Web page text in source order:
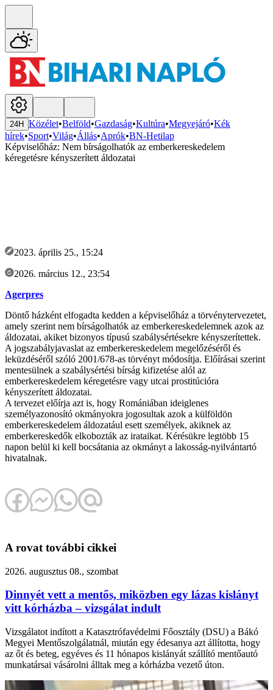
24H Közélet•Belföld•Gazdaság•Kultúra•Megyejáró•Kék
hírek•Sport•Világ•Állás•Aprók•BN-Hetilap
Képviselőház: Nem bírságolhatók az emberkereskedelem
kéregetésre kényszerített áldozatai
2023. április 25., 15:24
2026. március 12., 23:54
Agerpres
Döntő házként elfogadta kedden a képviselőház a törvénytervezetet,
amely szerint nem bírságolhatók az emberkereskedelemnek azok az
áldozatai, akiket bizonyos típusú szabálysértésekre kényszerítettek.
A jogszabályjavaslat az emberkereskedelem megelőzéséről és
leküzdéséről szóló 2001/678-as törvényt módosítja. Előírásai szerint
mentesülnek a szabálysértési bírság kifizetése alól az
emberkereskedelem kéregetésre vagy utcai prostitúcióra
kényszerített áldozatai.
A tervezet előírja azt is, hogy Romániában ideiglenes
személyazonosító okmányokra jogosultak azok a külföldön
emberkereskedelem áldozatául esett személyek, akiknek az
emberkereskedők elkobozták az irataikat. Kérésükre legtöbb 15
napon belül ki kell bocsátania az okmányt a lakosság-nyilvántartó
hivatalnak.
A rovat további cikkei
2026. augusztus 08., szombat
Dinnyét vett a mentős, miközben egy lázas kislányt
vitt kórházba – vizsgálat indult
Vizsgálatot indított a Katasztrófavédelmi Főosztály (DSU) a Bákó
Megyei Mentőszolgálatnál, miután egy édesanya azt állította, hogy
az őt és beteg, egyéves és 11 hónapos kislányát szállító mentőautó
munkatársai vásárolni álltak meg a kórházba vezető úton.